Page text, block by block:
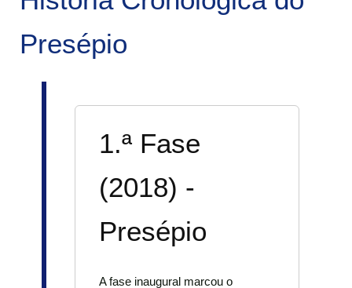
Presépio
1.ª Fase
(2018) -
Presépio
A fase inaugural marcou o